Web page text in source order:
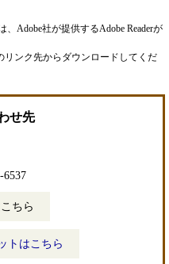
Adobe社が提供するAdobe Readerが
リンク先からダウンロードしてくだ
せ先
6537
ちら
トはこちら